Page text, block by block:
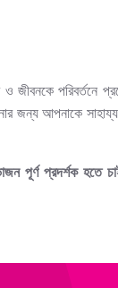
ও জীবনকে
জন্য আপনাকে
পূর্ণ প্রদর্শক হতে